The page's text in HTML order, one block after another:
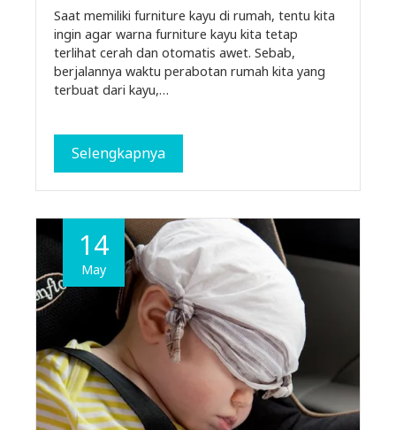
Saat memiliki furniture kayu di rumah, tentu kita
ingin agar warna furniture kayu kita tetap
terlihat cerah dan otomatis awet. Sebab,
berjalannya waktu perabotan rumah kita yang
terbuat dari kayu,…
Selengkapnya
14
May